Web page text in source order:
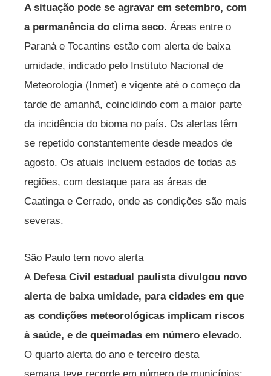
A situação pode se agravar em setembro, com
a permanência do clima seco. Áreas entre o
Paraná e Tocantins estão com alerta de baixa
umidade, indicado pelo Instituto Nacional de
Meteorologia (Inmet) e vigente até o começo da
tarde de amanhã, coincidindo com a maior parte
da incidência do bioma no país. Os alertas têm
se repetido constantemente desde meados de
agosto. Os atuais incluem estados de todas as
regiões, com destaque para as áreas de
Caatinga e Cerrado, onde as condições são mais
severas.
São Paulo tem novo alerta
A Defesa Civil estadual paulista divulgou novo
alerta de baixa umidade, para cidades em que
as condições meteorológicas implicam riscos
à saúde, e de queimadas em número elevado.
O quarto alerta do ano e terceiro desta